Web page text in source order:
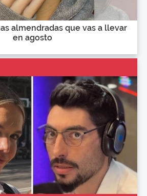
almendradas que vas a llevar
en agosto